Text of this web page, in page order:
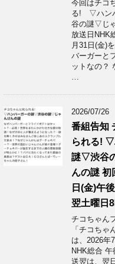
今回はチコ
る! ▽ハン
谷の謎▽じ
放送日NHK
月31日(金)
バーガーと
ットなの？
…
2026/07/26
番組告知
られる! ▽
謎▽渋谷
んの謎 初
日(金)午
翌土曜日
チコちゃん
「チコちゃ
は、2026年
NHK総合
送翌は、翌